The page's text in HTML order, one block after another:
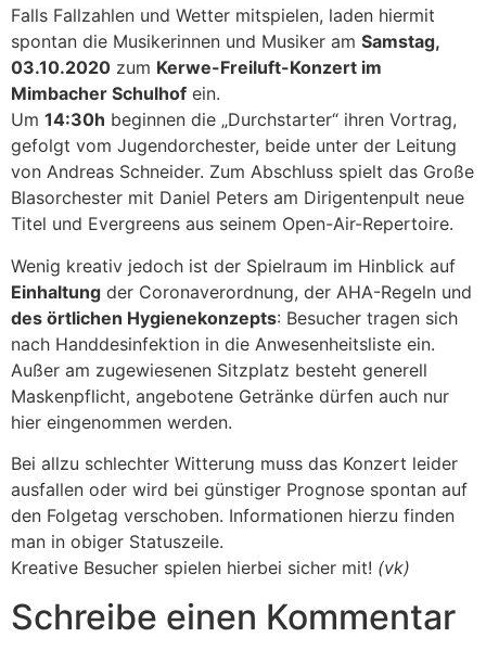
Falls Fallzahlen und Wetter mitspielen, laden hiermit
spontan die Musikerinnen und Musiker am Samstag,
03.10.2020 zum Kerwe-Freiluft-Konzert im
Mimbacher Schulhof ein.
Um 14:30h beginnen die „Durchstarter“ ihren Vortrag,
gefolgt vom Jugendorchester, beide unter der Leitung
von Andreas Schneider. Zum Abschluss spielt das Große
Blasorchester mit Daniel Peters am Dirigentenpult neue
Titel und Evergreens aus seinem Open-Air-Repertoire.
Wenig kreativ jedoch ist der Spielraum im Hinblick auf
Einhaltung der Coronaverordnung, der AHA-Regeln und
des örtlichen Hygienekonzepts: Besucher tragen sich
nach Handdesinfektion in die Anwesenheitsliste ein.
Außer am zugewiesenen Sitzplatz besteht generell
Maskenpflicht, angebotene Getränke dürfen auch nur
hier eingenommen werden.
Bei allzu schlechter Witterung muss das Konzert leider
ausfallen oder wird bei günstiger Prognose spontan auf
den Folgetag verschoben. Informationen hierzu finden
man in obiger Statuszeile.
Kreative Besucher spielen hierbei sicher mit! (vk)
Schreibe einen Kommentar